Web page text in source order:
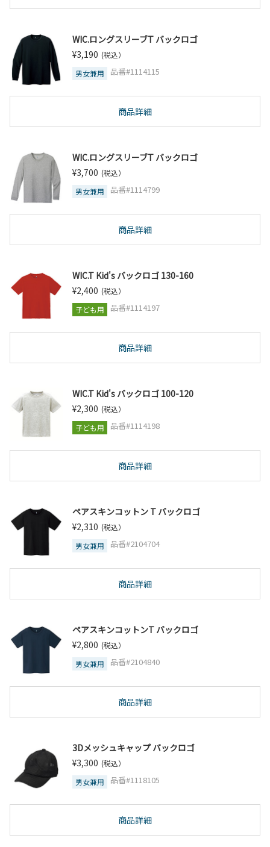
WIC.ロングスリーブT バックロゴ
¥3,190 (税込）
男女兼用
品番#1114115
商品詳細
WIC.ロングスリーブT バックロゴ
¥3,700 (税込）
男女兼用
品番#1114799
商品詳細
WIC.T Kid's バックロゴ 130-160
¥2,400 (税込）
子ども用
品番#1114197
商品詳細
WIC.T Kid's バックロゴ 100-120
¥2,300 (税込）
子ども用
品番#1114198
商品詳細
ペアスキンコットン T バックロゴ
¥2,310 (税込）
男女兼用
品番#2104704
商品詳細
ペアスキンコットンT バックロゴ
¥2,800 (税込）
男女兼用
品番#2104840
商品詳細
3Dメッシュキャップ バックロゴ
¥3,300 (税込）
男女兼用
品番#1118105
商品詳細